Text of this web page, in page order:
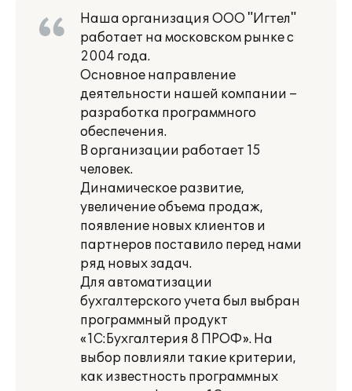
Наша организация ООО "Игтел"
работает на московском рынке с
2004 года.
Основное направление
деятельности нашей компании –
разработка программного
обеспечения.
В организации работает 15
человек.
Динамическое развитие,
увеличение объема продаж,
появление новых клиентов и
партнеров поставило перед нами
ряд новых задач.
Для автоматизации
бухгалтерского учета был выбран
программный продукт
«1С:Бухгалтерия 8 ПРОФ». На
выбор повлияли такие критерии,
как известность программных